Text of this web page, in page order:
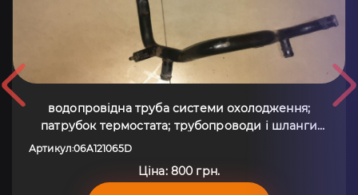
водопровідна труба системи охолодження;
патрубок термостата; трубопроводи і шланги
системи охолодження; шланг термостата; шланг/
2003) 06A121065D
Артикул:06A121065D
Ціна: 800 грн.